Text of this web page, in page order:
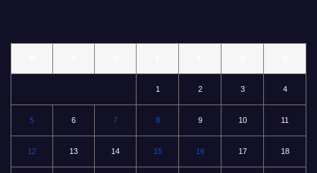
1 2 3 4
5 6 7 8 9 10 11
12 13 14 15 16 17 18